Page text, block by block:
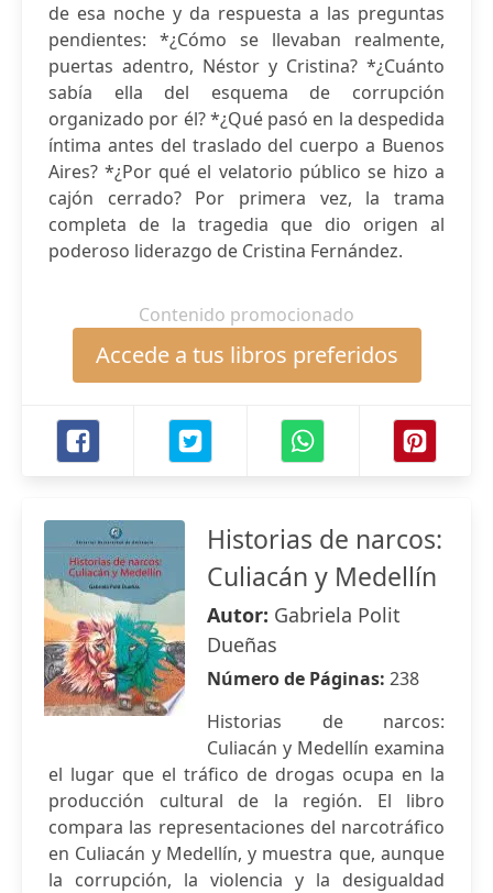
de esa noche y da respuesta a las preguntas
pendientes: *¿Cómo se llevaban realmente,
puertas adentro, Néstor y Cristina? *¿Cuánto
sabía ella del esquema de corrupción
organizado por él? *¿Qué pasó en la despedida
íntima antes del traslado del cuerpo a Buenos
Aires? *¿Por qué el velatorio público se hizo a
cajón cerrado? Por primera vez, la trama
completa de la tragedia que dio origen al
poderoso liderazgo de Cristina Fernández.
Contenido promocionado
Accede a tus libros preferidos
Historias de narcos:
Culiacán y Medellín
Autor: Gabriela Polit
Dueñas
Número de Páginas: 238
Historias de narcos:
Culiacán y Medellín examina
el lugar que el tráfico de drogas ocupa en la
producción cultural de la región. El libro
compara las representaciones del narcotráfico
en Culiacán y Medellín, y muestra que, aunque
la corrupción, la violencia y la desigualdad